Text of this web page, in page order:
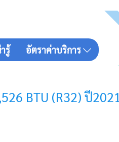
รู้ อัตราค่าบริการ
BTU (R32) ปี2021